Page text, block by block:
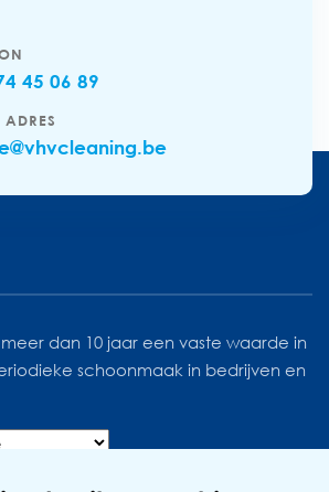
45 06 89
dan 10 jaar een vaste waarde in
schoonmaak in bedrijven en